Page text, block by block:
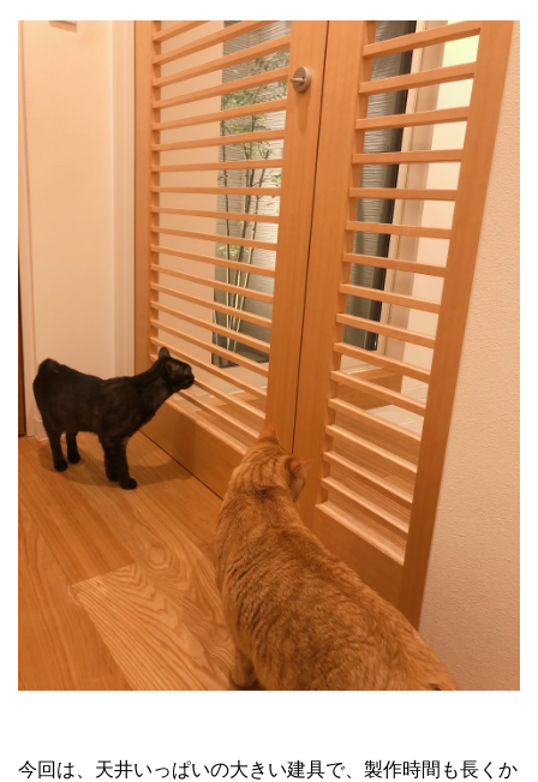
今回は、天井いっぱいの大きい建具で、製作時間も長くか